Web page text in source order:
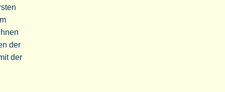
der
der